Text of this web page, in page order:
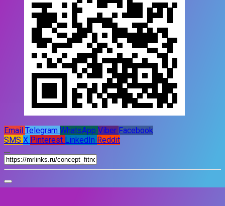
Email Telegram WhatsApp Viber Facebook
SMS X Pinterest LinkedIn Reddit